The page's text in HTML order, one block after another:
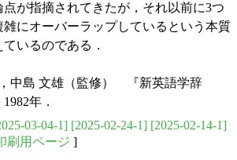
が指摘されてきたが，それ以前に3つ
にオーバーラップしているという本質
いるのである．
中島 文雄（監修） 『新英語学辞
年．
03-04-1] [2025-02-24-1] [2025-02-14-1]
刷用ページ ]